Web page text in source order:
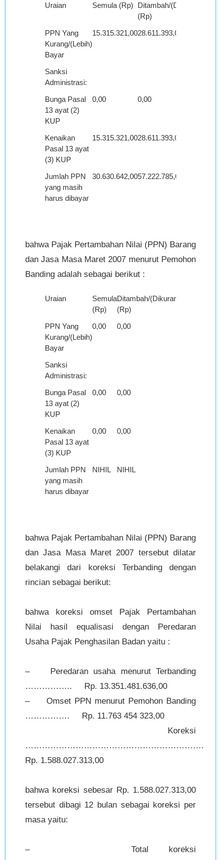
Uraian Semula (Rp)
Ditambah/(Dikurang)
(Rp)
PPN Yang
Kurang/(Lebih)
Bayar
15.315.321,0028.611.393,00
Sanksi
Administrasi:
Bunga Pasal
13 ayat (2)
KUP
0,00 0,00
Kenaikan
Pasal 13 ayat
(3) KUP
15.315.321,0028.611.393,00
Jumlah PPN
yang masih
harus dibayar
30.630.642,0057.222.785,00
bahwa Pajak Pertambahan Nilai (PPN) Barang
dan Jasa Masa Maret 2007 menurut Pemohon
Banding adalah sebagai berikut :
Uraian
Semula
(Rp)
Ditambah/(Dikurang)
(Rp)
PPN Yang
Kurang/(Lebih)
Bayar
0,00 0,00
Sanksi
Administrasi:
Bunga Pasal
13 ayat (2)
KUP
0,00 0,00
Kenaikan
Pasal 13 ayat
(3) KUP
0,00 0,00
Jumlah PPN
yang masih
harus dibayar
NIHIL NIHIL
bahwa Pajak Pertambahan Nilai (PPN) Barang
dan Jasa Masa Maret 2007 tersebut dilatar
belakangi dari koreksi Terbanding dengan
rincian sebagai berikut:
bahwa koreksi omset Pajak Pertambahan
Nilai hasil equalisasi dengan Peredaran
Usaha Pajak Penghasilan Badan yaitu :
– Peredaran usaha menurut Terbanding
…………….. Rp. 13.351.481.636,00
– Omset PPN menurut Pemohon Banding
……………. Rp. 11.763 454 323,00
Koreksi
……………………………………………………….
Rp. 1.588.027.313,00
bahwa koreksi sebesar Rp. 1.588.027.313,00
tersebut dibagi 12 bulan sebagai koreksi per
masa yaitu:
– Total koreksi